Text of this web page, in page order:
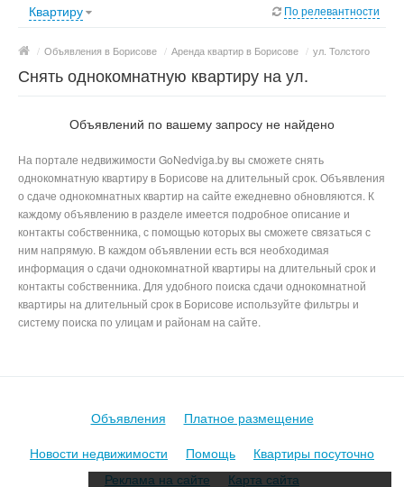
Квартиру По релевантности
/ Объявления в Борисове / Аренда квартир в Борисове / ул. Толстого
Снять однокомнатную квартиру на ул.
Объявлений по вашему запросу не найдено
На портале недвижимости GoNedviga.by вы сможете снять
однокомнатную квартиру в Борисове на длительный срок. Объявления
о сдаче однокомнатных квартир на сайте ежедневно обновляются. К
каждому объявлению в разделе имеется подробное описание и
контакты собственника, с помощью которых вы сможете связаться с
ним напрямую. В каждом объявлении есть вся необходимая
информация о сдачи однокомнатной квартиры на длительный срок и
контакты собственника. Для удобного поиска сдачи однокомнатной
квартиры на длительный срок в Борисове используйте фильтры и
систему поиска по улицам и районам на сайте.
Объявления
Платное размещение
Новости недвижимости
Помощь
Квартиры посуточно
Реклама на сайте
Карта сайта